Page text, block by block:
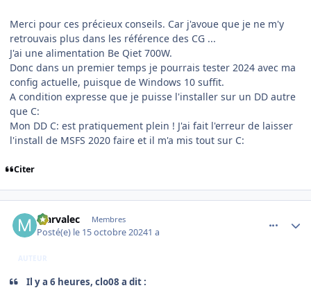
Merci pour ces précieux conseils. Car j'avoue que je ne m'y
retrouvais plus dans les référence des CG ...
J'ai une alimentation Be Qiet 700W.
Donc dans un premier temps je pourrais tester 2024 avec ma
config actuelle, puisque de Windows 10 suffit.
A condition expresse que je puisse l'installer sur un DD autre
que C:
Mon DD C: est pratiquement plein ! J'ai fait l'erreur de laisser
l'install de MSFS 2020 faire et il m'a mis tout sur C:
Citer
Marvalec Membres
Posté(e) le 15 octobre 20241 a
AUTEUR
Il y a 6 heures, clo08 a dit :